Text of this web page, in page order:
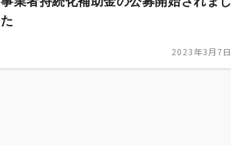
た
2023年3月7日